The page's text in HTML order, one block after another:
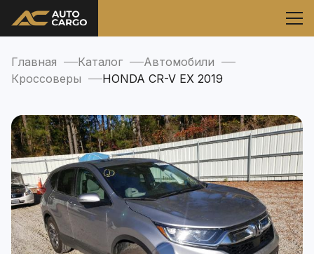
Главная Каталог
Автомобили
Кроссоверы
HONDA CR-V EX 2019